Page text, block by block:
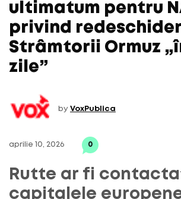
ultimatum pentru
privind
Strâmtorii Ormuz
zile”
by VoxPublica
aprilie 10, 2026 0
Rutte ar fi
capitalele